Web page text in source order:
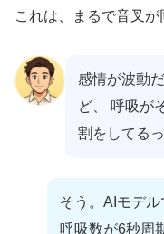
これは、まるで音叉が
感情が波動
ど、 呼吸が
割をしてる
そう。AIモデル
呼吸数が6秒周